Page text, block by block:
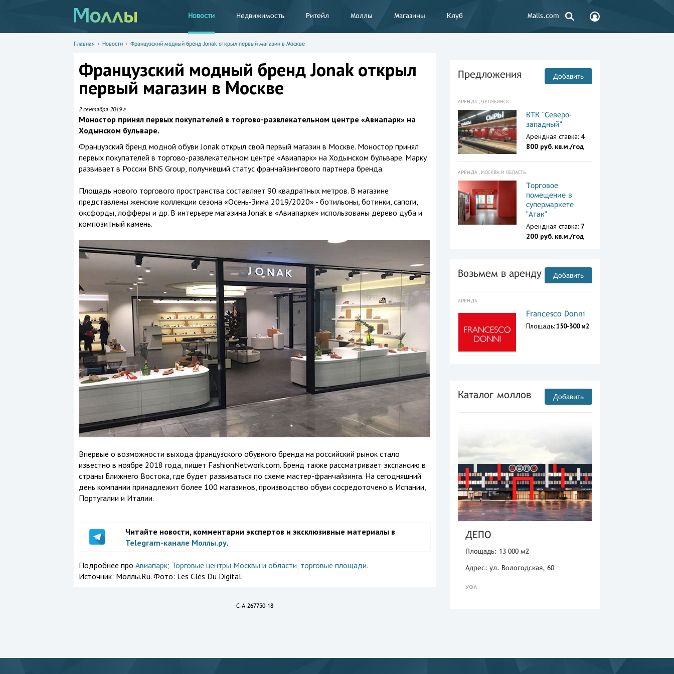
Новости Недвижимость Ритейл Моллы Магазины Клуб Malls.com
Главная Новости Французский модный бренд Jonak открыл первый магазин в Москве
Французский модный бренд Jonak открыл
первый магазин в Москве
2 сентября 2019 г.
Моностор принял первых покупателей в торгово-развлекательном центре «Авиапарк» на
Ходынском бульваре.
Французский бренд модной обуви Jonak открыл свой первый магазин в Москве. Моностор принял
первых покупателей в торгово-развлекательном центре «Авиапарк» на Ходынском бульваре. Марку
развивает в России BNS Group, получивший статус франчайзингового партнера бренда.
Площадь нового торгового пространства составляет 90 квадратных метров. В магазине
представлены женские коллекции сезона «Осень-Зима 2019/2020» - ботильоны, ботинки, сапоги,
оксфорды, лофферы и др. В интерьере магазина Jonak в «Авиапарке» использованы дерево дуба и
композитный камень.
Впервые о возможности выхода французского обувного бренда на российский рынок стало
известно в ноябре 2018 года, пишет FashionNetwork.com. Бренд также рассматривает экспансию в
страны Ближнего Востока, где будет развиваться по схеме мастер-франчайзинга. На сегодняшний
день компании принадлежит более 100 магазинов, производство обуви сосредоточено в Испании,
Португалии и Италии.
Читайте новости, комментарии экспертов и эксклюзивные материалы в
Telegram-канале Моллы.ру.
Подробнее про Авиапарк; Торговые центры Москвы и области, торговые площади.
Источник: Моллы.Ru. Фото: Les Clés Du Digital.
C-A-267750-18
Предложения Добавить
АРЕНДА , ЧЕЛЯБИНСК
КТК "Северо-
западный"
Арендная ставка: 4
800 руб. кв.м./год
АРЕНДА , МОСКВА И ОБЛАСТЬ
Торговое
помещение в
супермаркете
"Атак"
Арендная ставка: 7
200 руб. кв.м./год
Возьмем в аренду Добавить
АРЕНДА
Francesco Donni
Площадь:150-300 м2
Каталог моллов Добавить
ДЕПО
Площадь: 13 000 м2
Адрес: ул. Вологодская, 60
УФА